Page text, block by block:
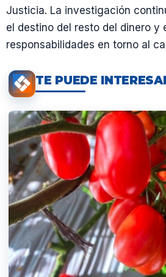
Justicia. La investigación
el destino del resto del dinero y
responsabilidades en torno al
TE PUEDE